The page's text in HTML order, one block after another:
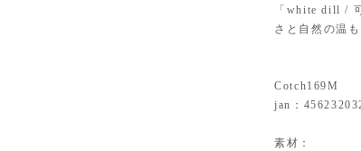
「white dill /
さと自然の温
Cotch169M
jan：
素材：